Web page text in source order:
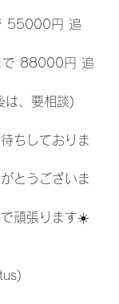
55000円 追
で 88000円 追
は、要相談)
ちしておりま
とうございま
頑張ります☀️